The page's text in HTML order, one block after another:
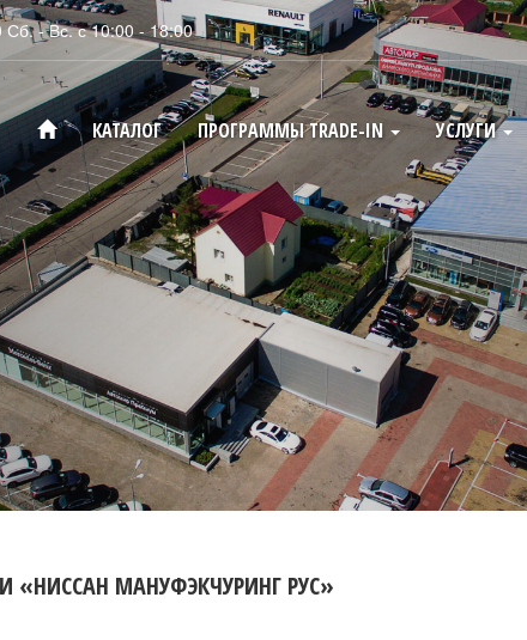
- Вс. с 10:00 - 18:00
КАТАЛОГ ПРОГРАММЫ TRADE-IN УСЛУГИ
МАНУФЭКЧУРИНГ РУС»